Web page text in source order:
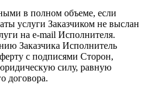
в полном объеме, если
услуги Заказчиком не выслан
на e-mail Исполнителя.
Заказчика Исполнитель
с подписями Сторон,
силу, равную
договора.